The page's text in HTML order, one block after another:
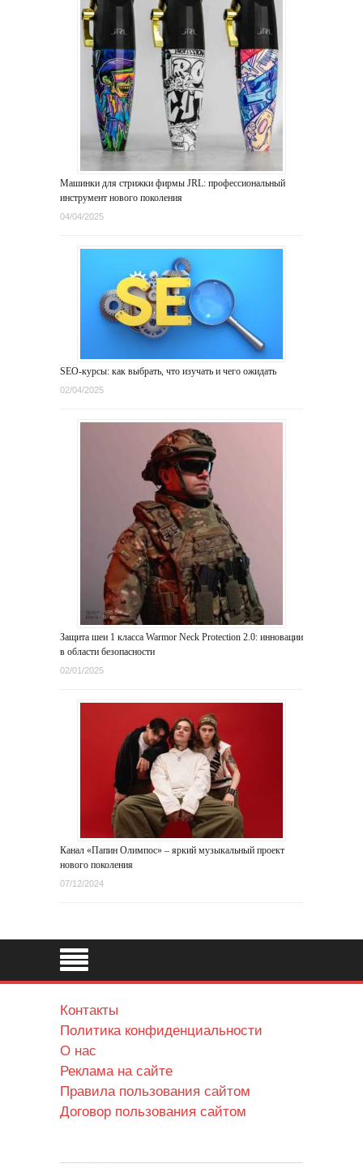
Машинки для стрижки фирмы JRL: профессиональный
инструмент нового поколения
04/04/2025
SEO-курсы: как выбрать, что изучать и чего ожидать
02/04/2025
Защита шеи 1 класса Warmor Neck Protection 2.0: инновации
в области безопасности
02/01/2025
Канал «Папин Олимпос» – яркий музыкальный проект
нового поколения
07/12/2024
Контакты
Политика конфиденциальности
О нас
Реклама на сайте
Правила пользования сайтом
Договор пользования сайтом